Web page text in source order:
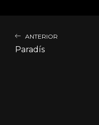
ANTERIOR
Paradís